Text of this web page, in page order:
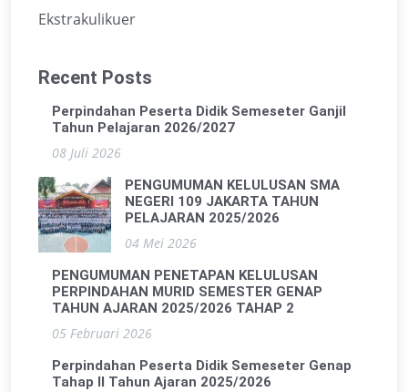
Ekstrakulikuer
Recent Posts
Perpindahan Peserta Didik Semeseter Ganjil
Tahun Pelajaran 2026/2027
08 Juli 2026
PENGUMUMAN KELULUSAN SMA
NEGERI 109 JAKARTA TAHUN
PELAJARAN 2025/2026
04 Mei 2026
PENGUMUMAN PENETAPAN KELULUSAN
PERPINDAHAN MURID SEMESTER GENAP
TAHUN AJARAN 2025/2026 TAHAP 2
05 Februari 2026
Perpindahan Peserta Didik Semeseter Genap
Tahap II Tahun Ajaran 2025/2026